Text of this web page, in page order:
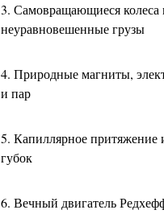
3. Самовращающиеся колеса
неуравновешенные грузы
4. Природные магниты,
и пар
5. Капиллярное притяжение
губок
6. Вечный двигатель